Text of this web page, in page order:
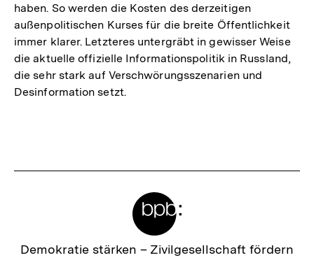
haben. So werden die Kosten des derzeitigen
außenpolitischen Kurses für die breite Öffentlichkeit
immer klarer. Letzteres untergräbt in gewisser Weise
die aktuelle offizielle Informationspolitik in Russland,
die sehr stark auf Verschwörungsszenarien und
Desinformation setzt.
Zur
Demokratie stärken – Zivilgesellschaft fördern